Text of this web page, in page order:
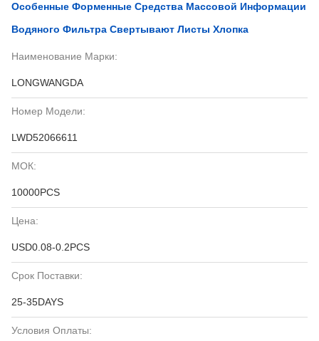
Особенные Форменные Средства Массовой Информации
Водяного Фильтра Свертывают Листы Хлопка
Наименование Марки:
LONGWANGDA
Номер Модели:
LWD52066611
МОК:
10000PCS
Цена:
USD0.08-0.2PCS
Срок Поставки:
25-35DAYS
Условия Оплаты: